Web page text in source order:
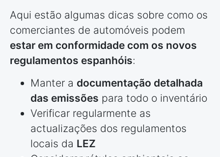
Aqui estão algumas dicas sobre como os
comerciantes de automóveis podem
estar em conformidade com os novos
regulamentos espanhóis:
Manter a documentação detalhada
das emissões para todo o inventário
Verificar regularmente as
actualizações dos regulamentos
locais da LEZ